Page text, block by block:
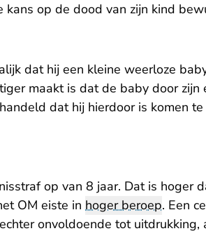
kans op de dood van zijn kind
dat hij een kleine weerloze
maakt is dat de baby door zijn
dat hij hierdoor is komen
op van 8 jaar. Dat is hoger
OM eiste in hoger beroep. Een
onvoldoende tot uitdrukking,